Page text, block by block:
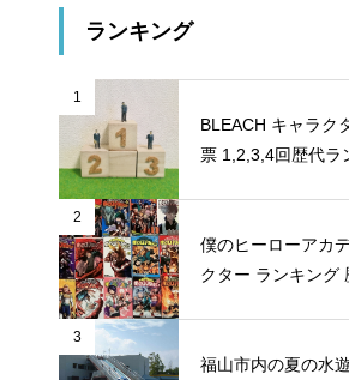
ランキング
1
BLEACH キャラク
票 1,2,3,4回歴代ラ
2
僕のヒーローアカ
クター ランキング
3
福山市内の夏の水